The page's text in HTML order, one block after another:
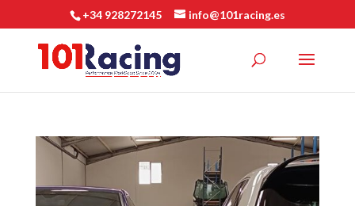
+34 928272145 info@101racing.es